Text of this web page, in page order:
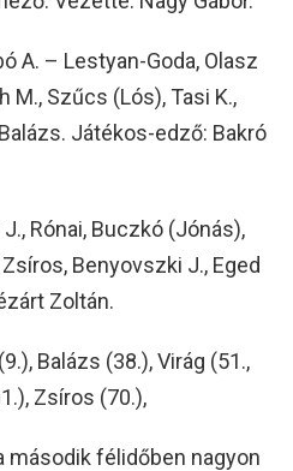
A. – Lestyan-Goda, Olasz
M., Szűcs (Lós), Tasi K.,
Játékos-edző: Bakró
Rónai, Buczkó (Jónás),
Benyovszki J., Eged
Zoltán.
Balázs (38.), Virág (51.,
Zsíros (70.),
második félidőben nagyon